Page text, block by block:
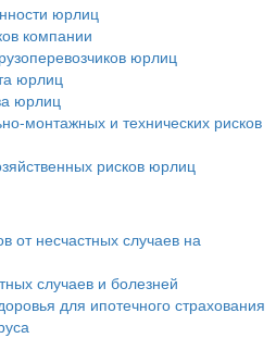
юрлиц
компании
юрлиц
юрлиц
юрлиц
монтажных и технических рисков
рисков юрлиц
от несчастных случаев на
случаев и болезней
для ипотечного страхования